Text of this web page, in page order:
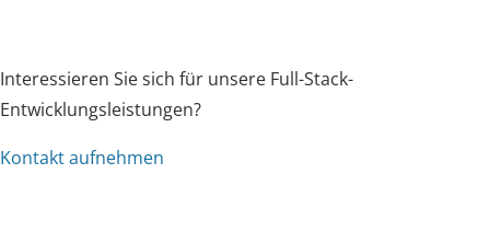
Interessieren Sie sich für unsere Full-Stack-
Entwicklungsleistungen?
Kontakt aufnehmen